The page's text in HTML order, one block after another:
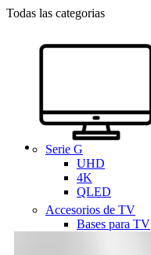
Todas las categorias
Serie G
UHD
4K
QLED
Accesorios de TV
Bases para TV